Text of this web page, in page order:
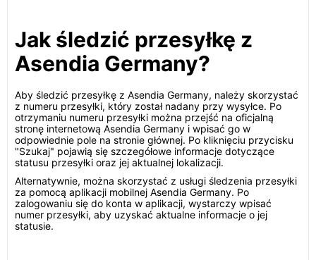
Jak śledzić przesyłkę z
Asendia Germany?
Aby śledzić przesyłkę z Asendia Germany, należy skorzystać
z numeru przesyłki, który został nadany przy wysyłce. Po
otrzymaniu numeru przesyłki można przejść na oficjalną
stronę internetową Asendia Germany i wpisać go w
odpowiednie pole na stronie głównej. Po kliknięciu przycisku
"Szukaj" pojawią się szczegółowe informacje dotyczące
statusu przesyłki oraz jej aktualnej lokalizacji.
Alternatywnie, można skorzystać z usługi śledzenia przesyłki
za pomocą aplikacji mobilnej Asendia Germany. Po
zalogowaniu się do konta w aplikacji, wystarczy wpisać
numer przesyłki, aby uzyskać aktualne informacje o jej
statusie.